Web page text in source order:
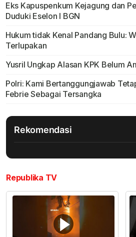
Eks Kapuspenkum Kejagung dan
Duduki Eselon I BGN
Hukum tidak Kenal Pandang Bulu:
Terlupakan
Yusril Ungkap Alasan KPK Belum
Polri: Kami Bertanggungjawab
Febrie Sebagai Tersangka
Rekomendasi
Republika TV